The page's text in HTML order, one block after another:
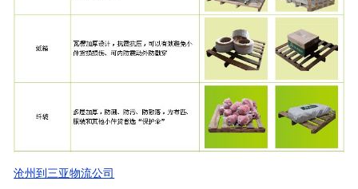
沧州到三亚物流公司